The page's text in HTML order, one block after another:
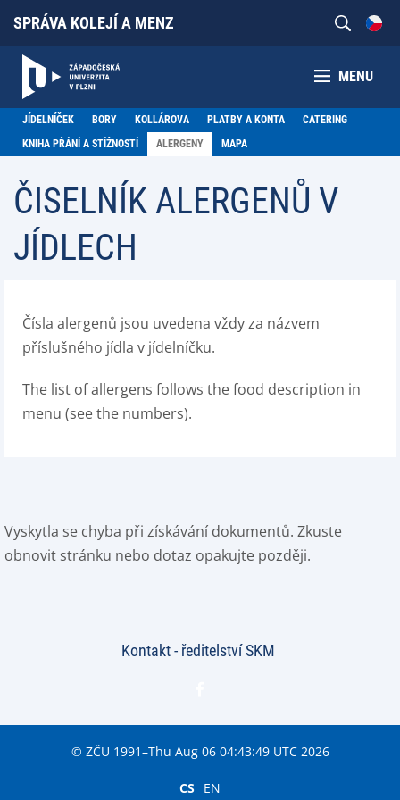
SPRÁVA KOLEJÍ A MENZ
MENU
JÍDELNÍČEK BORY KOLLÁROVA PLATBY A KONTA
CATERING
KNIHA PŘÁNÍ A STÍŽNOSTÍ
ALERGENY MAPA
ČISELNÍK ALERGENŮ V
JÍDLECH
Čísla alergenů jsou uvedena vždy za názvem
příslušného jídla v jídelníčku.
The list of allergens follows the food description in
menu (see the numbers).
Vyskytla se chyba při získávání dokumentů. Zkuste
obnovit stránku nebo dotaz opakujte později.
Kontakt - ředitelství SKM
© ZČU 1991–Thu Aug 06 04:43:49 UTC 2026
CS EN